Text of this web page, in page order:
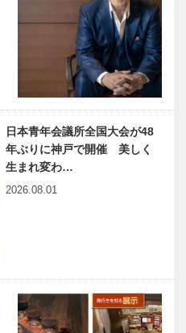
日本青年会議所全国大会が48
年ぶりに神戸で開催 美しく
生まれ変わ…
2026.08.01